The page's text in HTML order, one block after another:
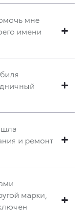
мне
имени
и ремонт
марки,